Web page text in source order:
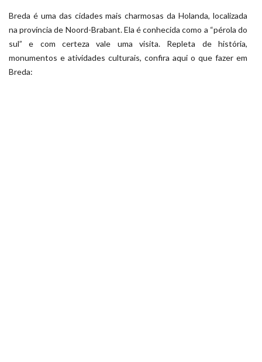
Breda é uma das cidades mais charmosas da Holanda, localizada
na província de Noord-Brabant. Ela é conhecida como a “pérola do
sul” e com certeza vale uma visita. Repleta de história,
monumentos e atividades culturais, confira aqui o que fazer em
Breda: